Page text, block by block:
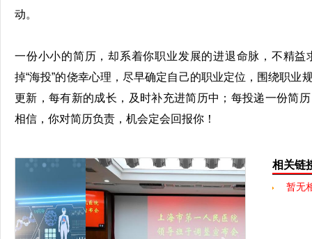
动。
一份小小的简历，却系着你职业发展的进退命脉，不精
掉“海投”的侥幸心理，尽早确定自己的职业定位，围绕职业
更新，每有新的成长，及时补充进简历中；每投递一份简
相信，你对简历负责，机会定会回报你！
相关链
暂无